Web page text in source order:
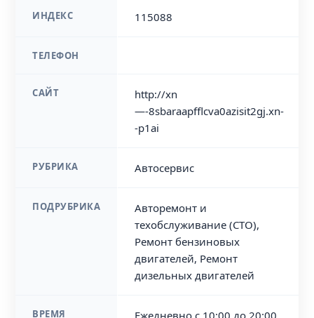
ИНДЕКС 115088
ТЕЛЕФОН
САЙТ
http://xn
—-8sbaraapfflcva0azisit2gj.xn-
-p1ai
РУБРИКА Автосервис
ПОДРУБРИКА
Авторемонт и
техобслуживание (СТО),
Ремонт бензиновых
двигателей, Ремонт
дизельных двигателей
ВРЕМЯ
Ежедневно с 10:00 до 20:00